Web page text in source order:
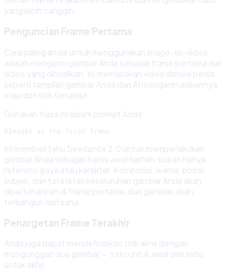
yang lebih canggih.
Penguncian Frame Pertama
Cara paling andal untuk menggunakan image-to-video
adalah mengunci gambar Anda sebagai frame pertama dari
video yang dihasilkan. Ini memastikan video dimulai persis
seperti tampilan gambar Anda dan AI menganimasikannya
maju dari titik tersebut.
Gunakan frasa ini dalam prompt Anda:
Ini memberi tahu Seedance 2.0 untuk memperlakukan
gambar Anda sebagai frame awal harfiah, bukan hanya
referensi gaya atau karakter. Komposisi, warna, posisi
subjek, dan tata letak keseluruhan gambar Anda akan
dipertahankan di frame pertama, dan gerakan akan
terbangun dari sana.
Penargetan Frame Terakhir
Anda juga dapat mendefinisikan titik akhir dengan
mengunggah dua gambar — satu untuk awal dan satu
untuk akhir: